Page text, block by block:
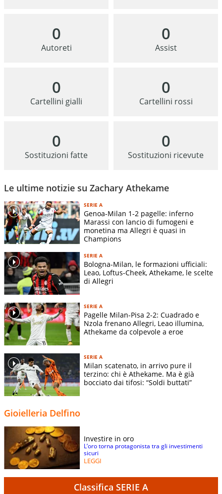
0
Autoreti
0
Assist
0
Cartellini gialli
0
Cartellini rossi
0
Sostituzioni fatte
0
Sostituzioni ricevute
Le ultime notizie su Zachary Athekame
SERIE A
Genoa-Milan 1-2 pagelle: inferno
Marassi con lancio di fumogeni e
monetina ma Allegri è quasi in
Champions
SERIE A
Bologna-Milan, le formazioni ufficiali:
Leao, Loftus-Cheek, Athekame, le scelte
di Allegri
SERIE A
Pagelle Milan-Pisa 2-2: Cuadrado e
Nzola frenano Allegri, Leao illumina,
Athekame da colpevole a eroe
SERIE A
Milan scatenato, in arrivo pure il
terzino: chi è Athekame. Ma è già
bocciato dai tifosi: “Soldi buttati”
Gioielleria Delfino
Investire in oro
L’oro torna protagonista tra gli investimenti
sicuri
LEGGI
Classifica SERIE A